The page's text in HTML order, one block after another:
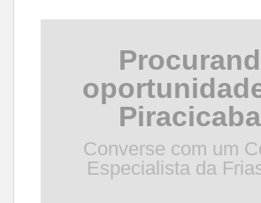
Converse com um
Especialista da